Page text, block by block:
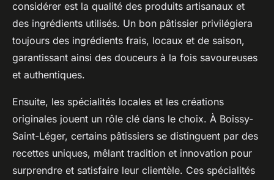
considérer est la qualité des produits artisanaux et
des ingrédients utilisés. Un bon pâtissier privilégiera
toujours des ingrédients frais, locaux et de saison,
garantissant ainsi des douceurs à la fois savoureuses
et authentiques.
Ensuite, les spécialités locales et les créations
originales jouent un rôle clé dans le choix. À Boissy-
Saint-Léger, certains pâtissiers se distinguent par des
recettes uniques, mêlant tradition et innovation pour
surprendre et satisfaire leur clientèle. Ces spécialités